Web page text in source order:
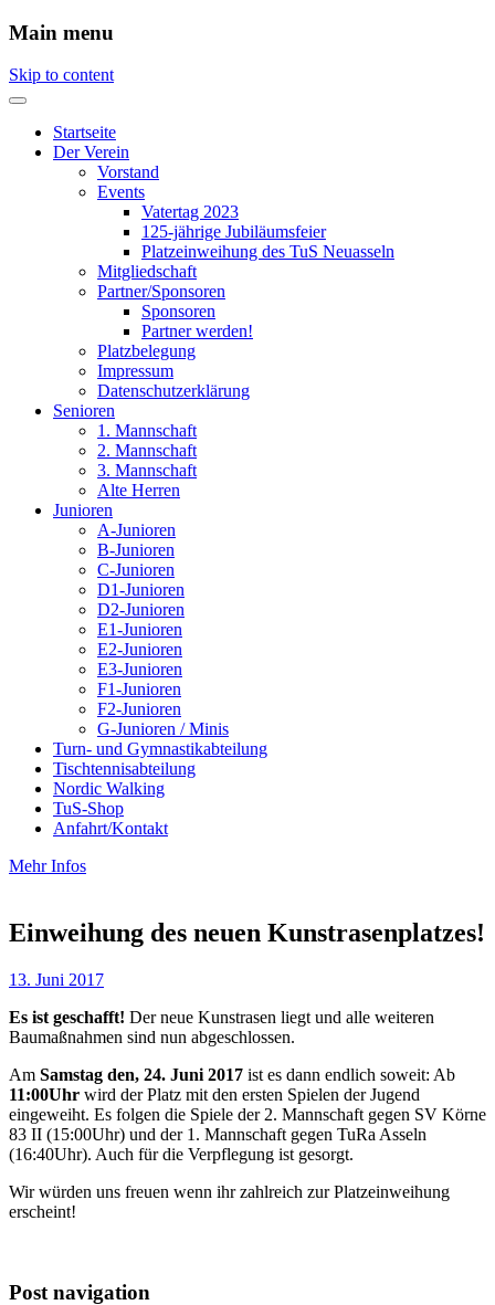
Main menu
Skip to content
Startseite
Der Verein
Vorstand
Events
Vatertag 2023
125-jährige Jubiläumsfeier
Platzeinweihung des TuS Neuasseln
Mitgliedschaft
Partner/Sponsoren
Sponsoren
Partner werden!
Platzbelegung
Impressum
Datenschutzerklärung
Senioren
1. Mannschaft
2. Mannschaft
3. Mannschaft
Alte Herren
Junioren
A-Junioren
B-Junioren
C-Junioren
D1-Junioren
D2-Junioren
E1-Junioren
E2-Junioren
E3-Junioren
F1-Junioren
F2-Junioren
G-Junioren / Minis
Turn- und Gymnastikabteilung
Tischtennisabteilung
Nordic Walking
TuS-Shop
Anfahrt/Kontakt
Mehr Infos
Einweihung des neuen Kunstrasenplatzes!
13. Juni 2017
Es ist geschafft! Der neue Kunstrasen liegt und alle weiteren
Baumaßnahmen sind nun abgeschlossen.
Am Samstag den, 24. Juni 2017 ist es dann endlich soweit: Ab
11:00Uhr wird der Platz mit den ersten Spielen der Jugend
eingeweiht. Es folgen die Spiele der 2. Mannschaft gegen SV Körne
83 II (15:00Uhr) und der 1. Mannschaft gegen TuRa Asseln
(16:40Uhr). Auch für die Verpflegung ist gesorgt.
Wir würden uns freuen wenn ihr zahlreich zur Platzeinweihung
erscheint!
Post navigation